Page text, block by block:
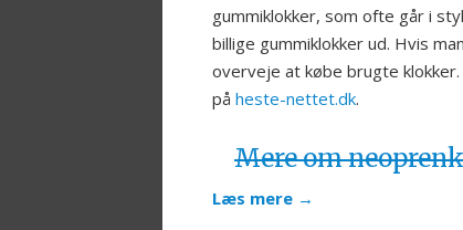
gummiklokker, som ofte går i
billige gummiklokker ud. Hvis
overveje at købe brugte
på heste-nettet.dk.
Mere om
Læs mere →